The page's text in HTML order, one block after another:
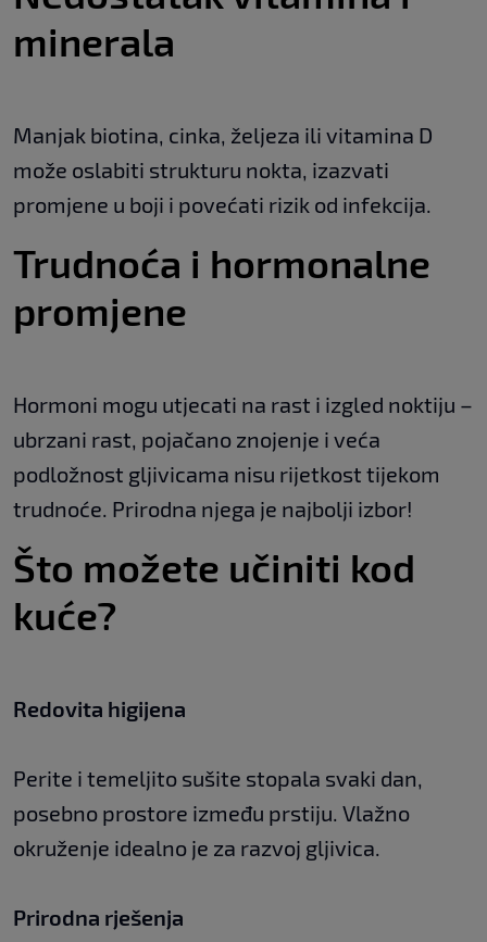
minerala
Manjak biotina, cinka, željeza ili vitamina D
može oslabiti strukturu nokta, izazvati
promjene u boji i povećati rizik od infekcija.
Trudnoća i hormonalne
promjene
Hormoni mogu utjecati na rast i izgled noktiju –
ubrzani rast, pojačano znojenje i veća
podložnost gljivicama nisu rijetkost tijekom
trudnoće. Prirodna njega je najbolji izbor!
Što možete učiniti kod
kuće?
Redovita higijena
Perite i temeljito sušite stopala svaki dan,
posebno prostore između prstiju. Vlažno
okruženje idealno je za razvoj gljivica.
Prirodna rješenja